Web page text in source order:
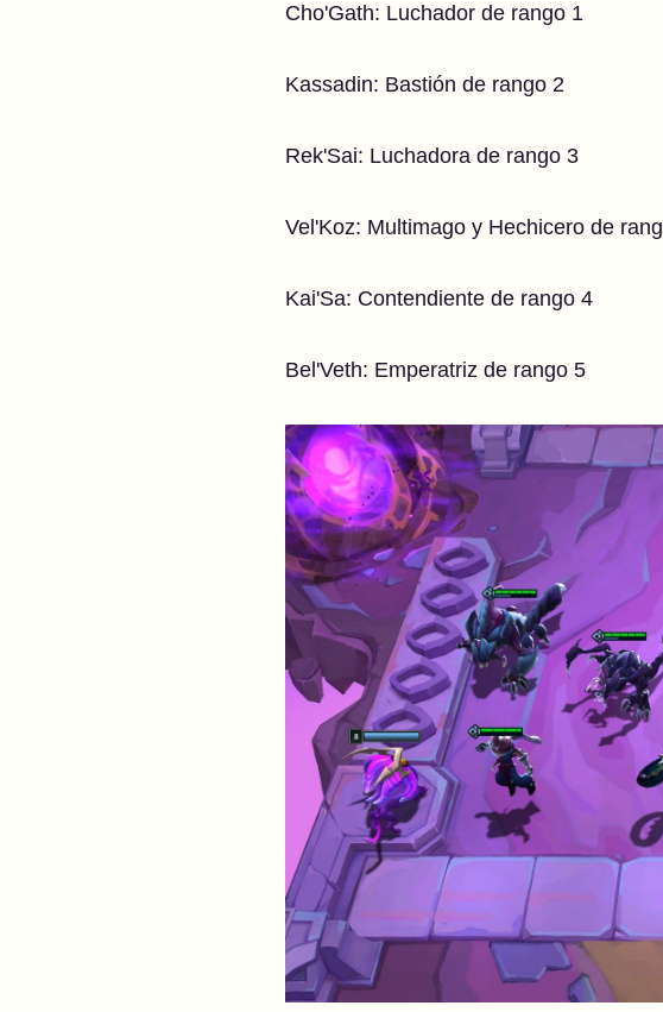
Cho'Gath: Luchador de rango 1
Kassadin: Bastión de rango 2
Rek'Sai: Luchadora de rango 3
Vel'Koz: Multimago y Hechicero de
Kai'Sa: Contendiente de rango 4
Bel'Veth: Emperatriz de rango 5